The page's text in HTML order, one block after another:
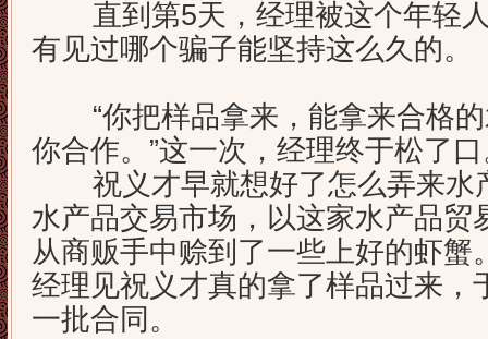
直到第5天，经理被这个年轻人
有见过哪个骗子能坚持这么久的。
“你把样品拿来，能拿来合格的
你合作。”这一次，经理终于松了
祝义才早就想好了怎么弄来水
水产品交易市场，以这家水产品贸
从商贩手中赊到了一些上好的虾蟹
经理见祝义才真的拿了样品过来，
一批合同。